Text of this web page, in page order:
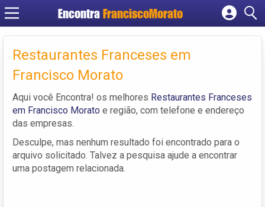
Encontra FranciscoMorato
Cadastrar empresa
Criar conta
Restaurantes Franceses em
Francisco Morato
Aqui você Encontra! os melhores Restaurantes Franceses
em Francisco Morato e região, com telefone e endereço
das empresas.
Desculpe, mas nenhum resultado foi encontrado para o
arquivo solicitado. Talvez a pesquisa ajude a encontrar
uma postagem relacionada.